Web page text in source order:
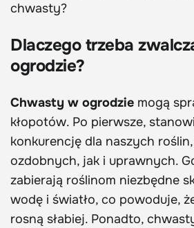
chwasty?
Dlaczego trzeba
ogrodzie?
Chwasty w ogrodzie mogą
kłopotów. Po pierwsze,
konkurencję dla naszych
ozdobnych, jak i uprawnych.
zabierają roślinom niezbędne
wodę i światło, co powoduje,
rosną słabiej. Ponadto,